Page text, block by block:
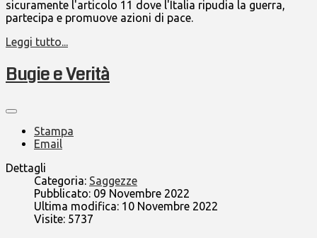
sicuramente l'articolo 11 dove l'Italia ripudia la guerra,
partecipa e promuove azioni di pace.
Leggi tutto...
Bugie e Verità
Stampa
Email
Dettagli
Categoria: Saggezze
Pubblicato: 09 Novembre 2022
Ultima modifica: 10 Novembre 2022
Visite: 5737